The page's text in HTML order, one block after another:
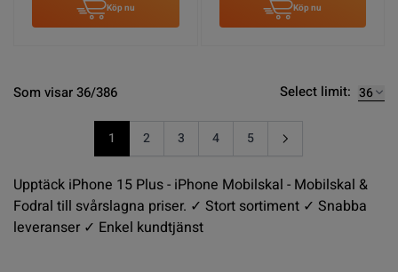
Köp nu Köp nu
Som visar 36/386
You're currently reading page
1 Sida
2 Sida
3 Sida
4 Sida
5
Select limit:
Upptäck iPhone 15 Plus - iPhone Mobilskal - Mobilskal &
Fodral till svårslagna priser. ✓ Stort sortiment ✓ Snabba
leveranser ✓ Enkel kundtjänst